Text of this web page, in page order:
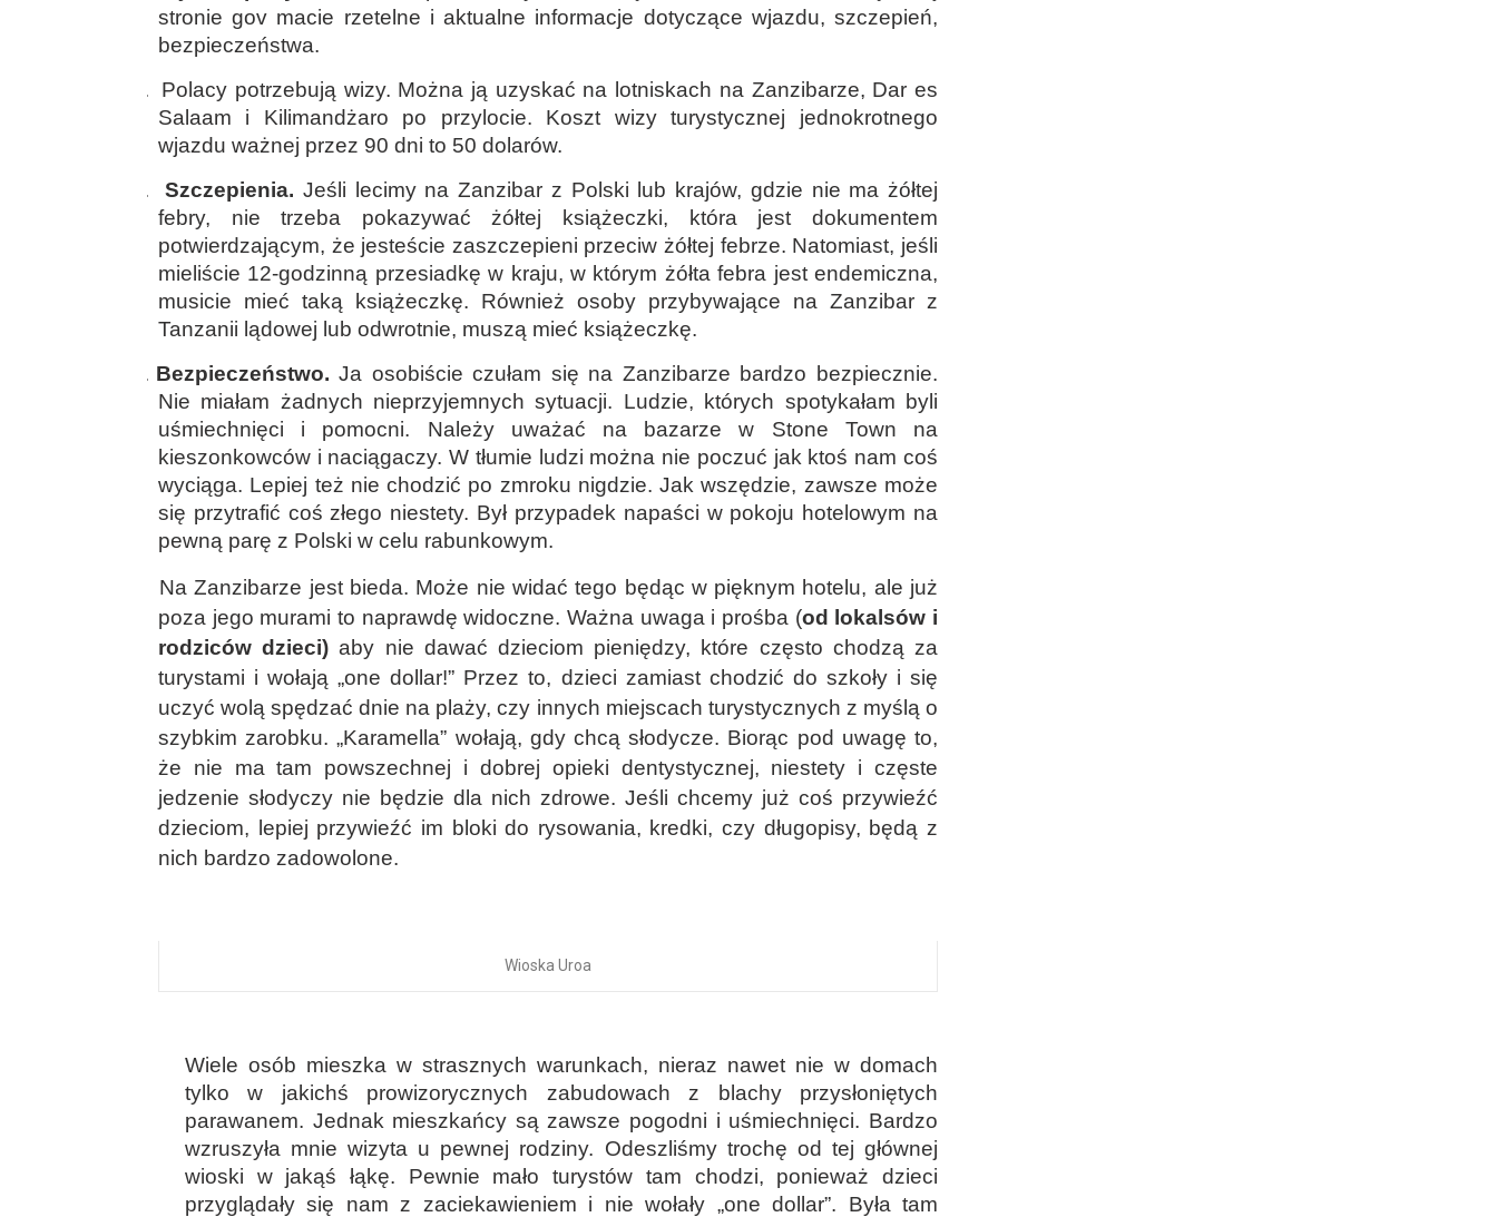
stronie gov macie rzetelne i aktualne informacje dotyczące wjazdu, szczepień,
bezpieczeństwa.
6.
Polacy potrzebują wizy. Można ją uzyskać na lotniskach na Zanzibarze, Dar es
Salaam i Kilimandżaro po przylocie. Koszt wizy turystycznej jednokrotnego
wjazdu ważnej przez 90 dni to 50 dolarów.
7.
Szczepienia. Jeśli lecimy na Zanzibar z Polski lub krajów, gdzie nie ma żółtej
febry, nie trzeba pokazywać żółtej książeczki, która jest dokumentem
potwierdzającym, że jesteście zaszczepieni przeciw żółtej febrze. Natomiast, jeśli
mieliście 12-godzinną przesiadkę w kraju, w którym żółta febra jest endemiczna,
musicie mieć taką książeczkę. Również osoby przybywające na Zanzibar z
Tanzanii lądowej lub odwrotnie, muszą mieć książeczkę.
8. Bezpieczeństwo. Ja osobiście czułam się na Zanzibarze bardzo bezpiecznie.
Nie miałam żadnych nieprzyjemnych sytuacji. Ludzie, których spotykałam byli
uśmiechnięci i pomocni. Należy uważać na bazarze w Stone Town na
kieszonkowców i naciągaczy. W tłumie ludzi można nie poczuć jak ktoś nam coś
wyciąga. Lepiej też nie chodzić po zmroku nigdzie. Jak wszędzie, zawsze może
się przytrafić coś złego niestety. Był przypadek napaści w pokoju hotelowym na
pewną parę z Polski w celu rabunkowym.
Na Zanzibarze jest bieda. Może nie widać tego będąc w pięknym hotelu, ale już
poza jego murami to naprawdę widoczne. Ważna uwaga i prośba (od lokalsów i
rodziców dzieci) aby nie dawać dzieciom pieniędzy, które często chodzą za
turystami i wołają „one dollar!” Przez to, dzieci zamiast chodzić do szkoły i się
uczyć wolą spędzać dnie na plaży, czy innych miejscach turystycznych z myślą o
szybkim zarobku. „Karamella” wołają, gdy chcą słodycze. Biorąc pod uwagę to,
że nie ma tam powszechnej i dobrej opieki dentystycznej, niestety i częste
jedzenie słodyczy nie będzie dla nich zdrowe. Jeśli chcemy już coś przywieźć
dzieciom, lepiej przywieźć im bloki do rysowania, kredki, czy długopisy, będą z
nich bardzo zadowolone.
Wioska Uroa
Wiele osób mieszka w strasznych warunkach, nieraz nawet nie w domach
tylko w jakichś prowizorycznych zabudowach z blachy przysłoniętych
parawanem. Jednak mieszkańcy są zawsze pogodni i uśmiechnięci. Bardzo
wzruszyła mnie wizyta u pewnej rodziny. Odeszliśmy trochę od tej głównej
wioski w jakąś łąkę. Pewnie mało turystów tam chodzi, ponieważ dzieci
przyglądały się nam z zaciekawieniem i nie wołały „one dollar”. Była tam